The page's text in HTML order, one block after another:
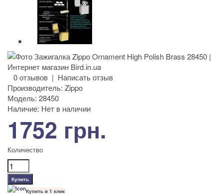
0 отзывов | Написать отзыв
Производитель: Zippo
Модель: 28450
Наличие: Нет в наличии
1752 грн.
Количество
Купить в 1 клик